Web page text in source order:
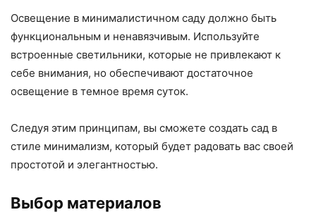
Освещение в минималистичном саду должно быть
функциональным и ненавязчивым. Используйте
встроенные светильники, которые не привлекают к
себе внимания, но обеспечивают достаточное
освещение в темное время суток.
Следуя этим принципам, вы сможете создать сад в
стиле минимализм, который будет радовать вас своей
простотой и элегантностью.
Выбор материалов